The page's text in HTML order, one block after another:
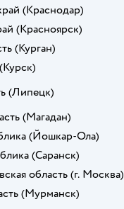
(Краснодар)
(Красноярск)
(Курган)
(Курск)
(Липецк)
(Магадан)
(Йошкар-Ола)
(Саранск)
область (г. Москва)
(Мурманск)